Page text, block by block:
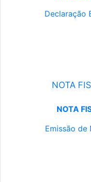
Declaração
NOTA
NOTA
Emissão de